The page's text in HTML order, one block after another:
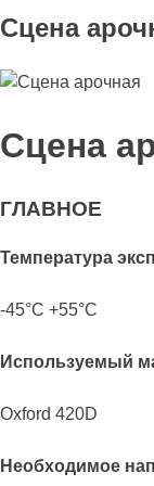
Сцена
Сцена
ГЛАВНОЕ
Температура
-45°С +55°С
Используемый
Oxford 420D
Необходимое